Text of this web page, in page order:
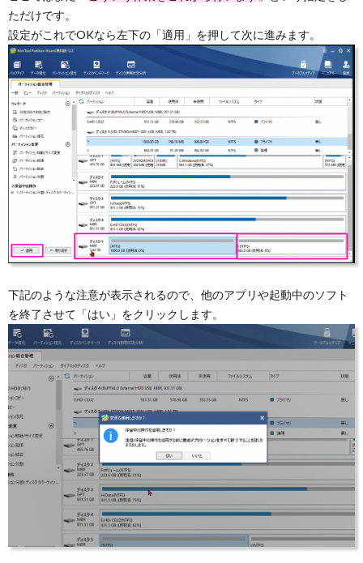
ただけです。
設定がこれでOKなら左下の「適用」を押して次に進みます。
下記のような注意が表示されるので、他のアプリや起動中のソフト
を終了させて「はい」をクリックします。